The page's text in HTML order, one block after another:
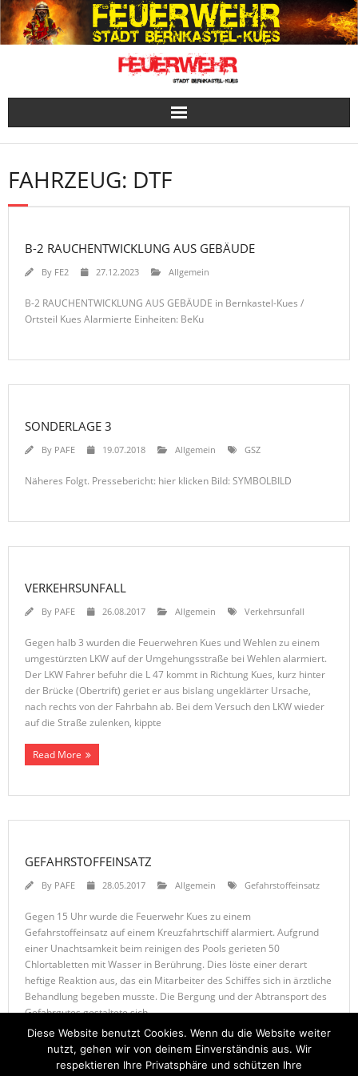
Skip
to
content
FAHRZEUG: DTF
B-2 RAUCHENTWICKLUNG AUS GEBÄUDE
By FE2 27.12.2023 Allgemein
B-2 RAUCHENTWICKLUNG AUS GEBÄUDE in Bernkastel-Kues /
Ortsteil Kues Alarmierte Einheiten: BeKu
SONDERLAGE 3
By PAFE 19.07.2018 Allgemein GSZ
Näheres Folgt. Pressebericht: hier klicken Bild: SYMBOLBILD
VERKEHRSUNFALL
By PAFE 26.08.2017 Allgemein Verkehrsunfall
Gegen halb 3 wurden die Feuerwehren Kues und Wehlen zu einem
umgestürzten LKW auf der Umgehungsstraße bei Wehlen alarmiert.
Der LKW Fahrer befuhr die L 47 kommt in Richtung Kues, kurz hinter
der Brücke (Obertrift) geriet er aus bislang ungeklärter Ursache,
nach rechts von der Fahrbahn ab. Bei dem Versuch den LKW wieder
auf die Straße zulenken, kippte
Read More
GEFAHRSTOFFEINSATZ
By PAFE 28.05.2017 Allgemein Gefahrstoffeinsatz
Gegen 15 Uhr wurde die Feuerwehr Kues zu einem
Gefahrstoffeinsatz auf einem Kreuzfahrtschiff alarmiert. Aufgrund
einer Unachtsamkeit beim reinigen des Pools gerieten 50
Chlortabletten mit Wasser in Berührung. Dies löste einer derart
heftige Reaktion aus, das ein Mitarbeiter des Schiffes sich in ärztliche
Behandlung begeben musste. Die Bergung und der Abtransport des
Gefahrgutes gestaltete sich
Read More
Diese Website benutzt Cookies. Wenn du die Website weiter
nutzt, gehen wir von deinem Einverständnis aus. Wir
respektieren Ihre Privatsphäre und schützen Ihre